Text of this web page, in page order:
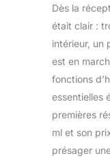
Dès la
était clair :
intérieur, un
est en
fonctions
essentielles
premières
ml et son
présager